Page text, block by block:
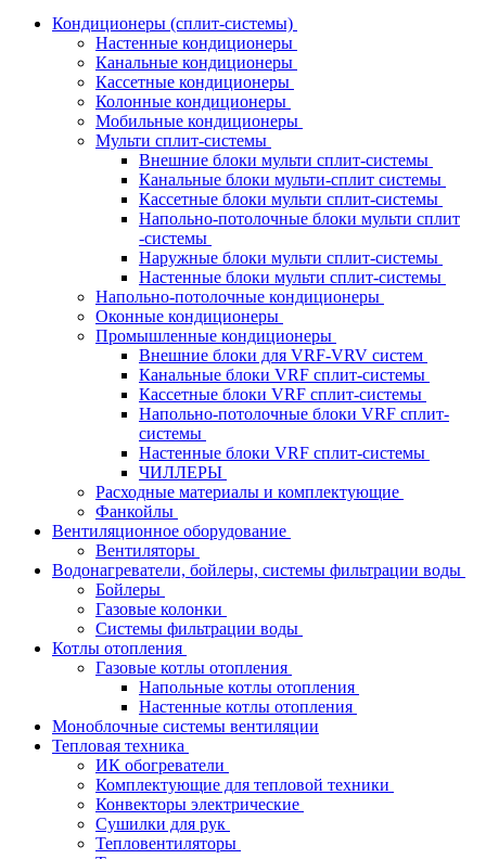
Кондиционеры (сплит-системы)
Настенные кондиционеры
Канальные кондиционеры
Кассетные кондиционеры
Колонные кондиционеры
Мобильные кондиционеры
Мульти сплит-системы
Внешние блоки мульти сплит-системы
Канальные блоки мульти-сплит системы
Кассетные блоки мульти сплит-системы
Напольно-потолочные блоки мульти сплит
-системы
Наружные блоки мульти сплит-системы
Настенные блоки мульти сплит-системы
Напольно-потолочные кондиционеры
Оконные кондиционеры
Промышленные кондиционеры
Внешние блоки для VRF-VRV систем
Канальные блоки VRF сплит-системы
Кассетные блоки VRF сплит-системы
Напольно-потолочные блоки VRF сплит-
системы
Настенные блоки VRF сплит-системы
ЧИЛЛЕРЫ
Расходные материалы и комплектующие
Фанкойлы
Вентиляционное оборудование
Вентиляторы
Водонагреватели, бойлеры, системы фильтрации воды
Бойлеры
Газовые колонки
Системы фильтрации воды
Котлы отопления
Газовые котлы отопления
Напольные котлы отопления
Настенные котлы отопления
Моноблочные системы вентиляции
Тепловая техника
ИК обогреватели
Комплектующие для тепловой техники
Конвекторы электрические
Сушилки для рук
Тепловентиляторы